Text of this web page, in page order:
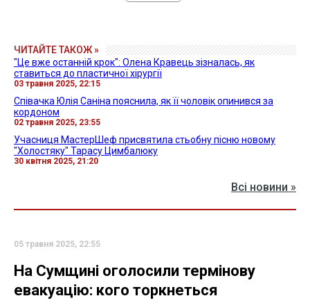
ЧИТАЙТЕ ТАКОЖ »
"Це вже останній крок": Олена Кравець зізналась, як
ставиться до пластичної хірургії
03 травня 2025, 22:15
Співачка Юлія Саніна пояснила, як її чоловік опинився за
кордоном
02 травня 2025, 23:55
Учасниця МастерШеф присвятила стьобну пісню новому
"Холостяку" Тарасу Цимбалюку
30 квітня 2025, 21:20
Всі новини »
05 травня 2025, 22:55
На Сумщині оголосили термінову
евакуацію: кого торкнеться